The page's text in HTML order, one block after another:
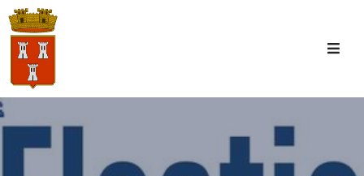
Accueil
Commune